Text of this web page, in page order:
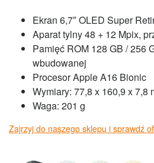
Ekran 6,7″ OLED Super
Aparat tylny 48 + 12 Mpix,
Pamięć ROM 128 GB / 256
wbudowanej
Procesor Apple A16 Bionic
Wymiary: 77,8 x 160,9 x 7,8
Waga: 201 g
Zajrzyj do naszego sklepu i sprawdź